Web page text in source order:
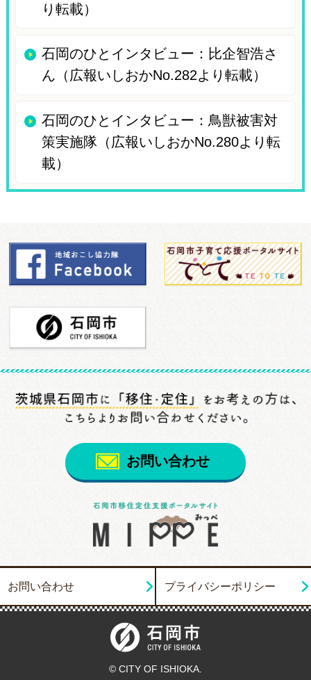
り転載）
石岡のひとインタビュー：比企智浩さ
ん（広報いしおかNo.282より転載）
石岡のひとインタビュー：鳥獣被害対
策実施隊（広報いしおかNo.280より転
載）
お問い合わせ
お問い合わせ プライバシーポリシー
© CITY OF ISHIOKA.